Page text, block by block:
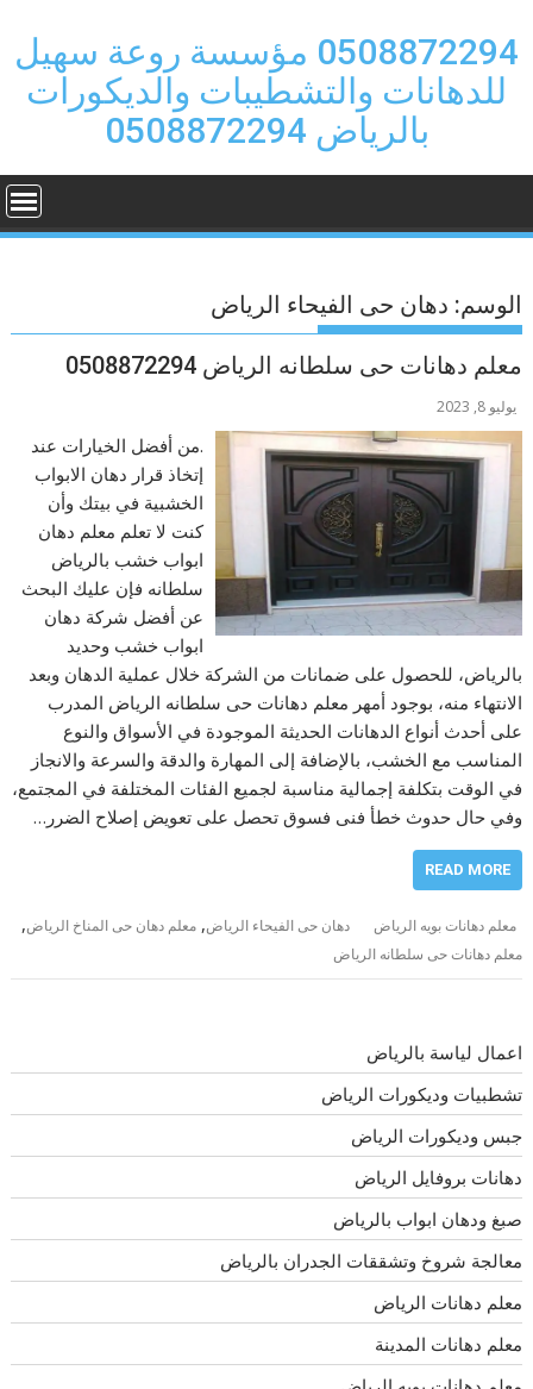
content
0508872294 مؤسسة روعة سهيل
للدهانات والتشطيبات والديكورات
بالرياض 0508872294
الوسم: دهان حى الفيحاء الرياض
معلم دهانات حى سلطانه الرياض 0508872294
يوليو 8, 2023
.من أفضل الخيارات عند
إتخاذ قرار دهان الابواب
الخشبية في بيتك وأن
كنت لا تعلم معلم دهان
ابواب خشب بالرياض
سلطانه فإن عليك البحث
عن أفضل شركة دهان
ابواب خشب وحديد
بالرياض، للحصول على ضمانات من الشركة خلال عملية الدهان وبعد
الانتهاء منه، بوجود أمهر معلم دهانات حى سلطانه الرياض المدرب
على أحدث أنواع الدهانات الحديثة الموجودة في الأسواق والنوع
المناسب مع الخشب، بالإضافة إلى المهارة والدقة والسرعة والانجاز
في الوقت بتكلفة إجمالية مناسبة لجميع الفئات المختلفة في المجتمع،
وفي حال حدوث خطأ فنى فسوق تحصل على تعويض إصلاح الضرر…
READ MORE
معلم دهانات بويه الرياض دهان حى الفيحاء الرياض,معلم دهان حى المناخ الرياض,
معلم دهانات حى سلطانه الرياض
اعمال لياسة بالرياض
تشطبيات وديكورات الرياض
جبس وديكورات الرياض
دهانات بروفايل الرياض
صبغ ودهان ابواب بالرياض
معالجة شروخ وتشققات الجدران بالرياض
معلم دهانات الرياض
معلم دهانات المدينة